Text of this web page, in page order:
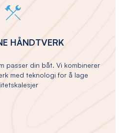
HÅNDTVERK
passer din båt. Vi kombinerer
med teknologi for å lage